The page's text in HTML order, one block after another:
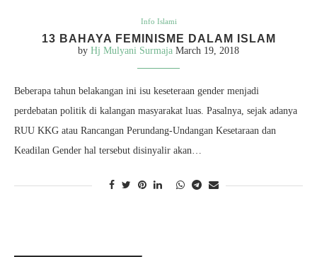
Info Islami
13 BAHAYA FEMINISME DALAM ISLAM
by Hj Mulyani Surmaja March 19, 2018
Beberapa tahun belakangan ini isu keseteraan gender menjadi
perdebatan politik di kalangan masyarakat luas. Pasalnya, sejak adanya
RUU KKG atau Rancangan Perundang-Undangan Kesetaraan dan
Keadilan Gender hal tersebut disinyalir akan…